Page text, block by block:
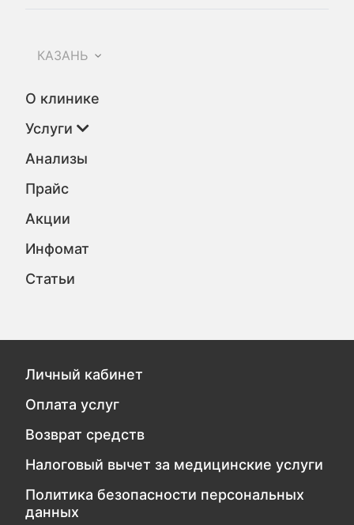
КАЗАНЬ
О клинике
Услуги
Анализы
Прайс
Акции
Инфомат
Статьи
Личный кабинет
Оплата услуг
Возврат средств
Налоговый вычет за медицинские услуги
Политика безопасности персональных
данных